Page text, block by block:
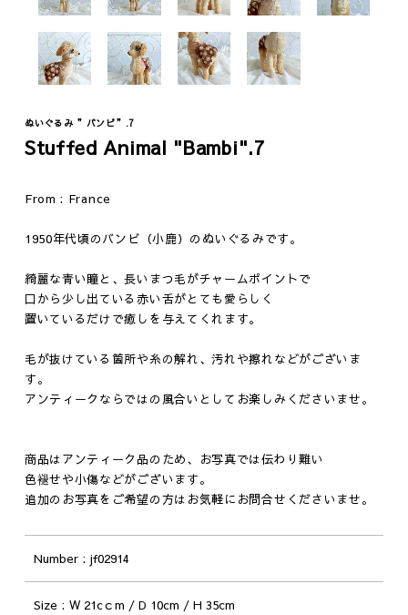
Fashion
ジュエリー
テーブル
ぬいぐるみ ”バンビ”.7
Stuffed Animal "Bambi".7
From : France
1950年代頃のバンビ（小鹿）のぬいぐるみです。
綺麗な青い瞳と、長いまつ毛がチャームポイントで
口から少し出ている赤い舌がとても愛らしく
置いているだけで癒しを与えてくれます。
毛が抜けている箇所や糸の解れ、汚れや擦れなどがございま
す。
アンティークならではの風合いとしてお楽しみくださいませ。
商品はアンティーク品のため、お写真では伝わり難い
色褪せや小傷などがございます。
追加のお写真をご希望の方はお気軽にお問合せくださいませ。
Number jf02914
Size W 21cｃm / D 10cm / H 35cm